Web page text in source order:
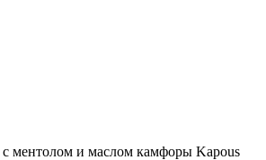
с ментолом и маслом камфоры Kapous